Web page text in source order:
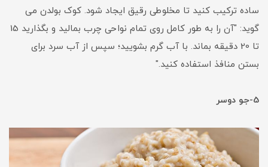
ساده ترکیب کنید تا مخلوطی رقیق ایجاد شود. کوک بولدن می
گوید: "آن را به طور کامل روی تمام نواحی چرب بمالید و بگذارید 15
تا 20 دقیقه بماند. با آب گرم بشویید؛ سپس از آب سرد برای
بستن منافذ استفاده کنید."
5-جو دوسر